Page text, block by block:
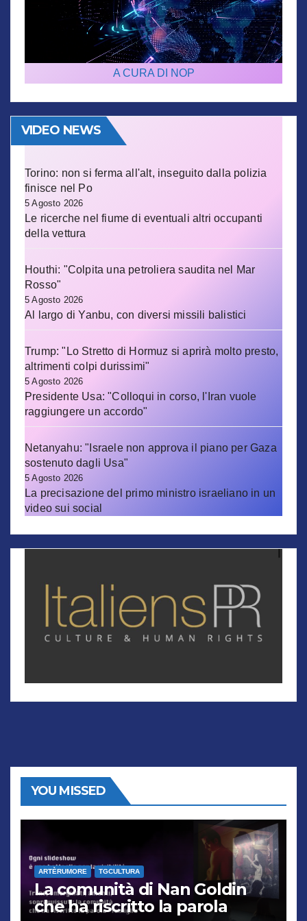
A CURA DI NOP
VIDEO NEWS
Torino: non si ferma all'alt, inseguito dalla polizia
finisce nel Po
5 Agosto 2026
Le ricerche nel fiume di eventuali altri occupanti
della vettura
Houthi: "Colpita una petroliera saudita nel Mar
Rosso"
5 Agosto 2026
Al largo di Yanbu, con diversi missili balistici
Trump: "Lo Stretto di Hormuz si aprirà molto presto,
altrimenti colpi durissimi"
5 Agosto 2026
Presidente Usa: "Colloqui in corso, l'Iran vuole
raggiungere un accordo"
Netanyahu: "Israele non approva il piano per Gaza
sostenuto dagli Usa"
5 Agosto 2026
La precisazione del primo ministro israeliano in un
video sui social
YOU MISSED
ARTÈRUMORE TGCULTURA
La comunità di Nan Goldin
che ha riscritto la parola